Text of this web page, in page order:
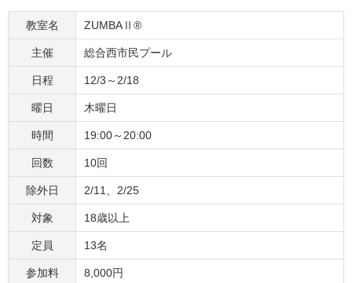
教室名 ZUMBAⅡ®
主催 総合西市民プール
日程 12/3～2/18
曜日 木曜日
時間 19:00～20:00
回数 10回
除外日 2/11、2/25
対象 18歳以上
定員 13名
参加料 8,000円